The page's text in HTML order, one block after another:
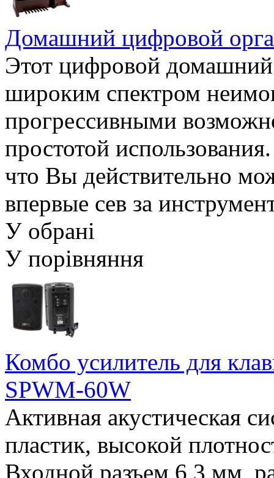
Домашний цифровой
Этот цифровой домашний
широким спектром
прогрессивными
простотой
что Вы действительно
впервые сев за
У обрані
У порівняння
Комбо усилитель для
SPWM-60W
Активная акустическая
пластик, высокой
Входной разъем 6,3 мм,